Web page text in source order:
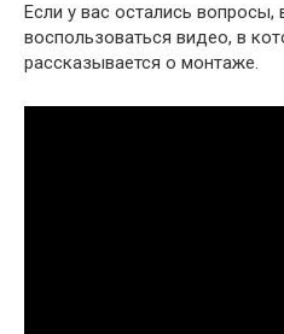
Если у вас остались
воспользоваться видео, в
рассказывается о монтаже.